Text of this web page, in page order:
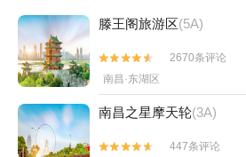
滕王阁旅游区(5A)


2670条评论
南昌·东湖区
南昌之星摩天轮(3A)


447条评论